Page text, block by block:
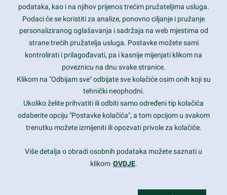
Contact Info
1600 Amphitheatre Parkway, Mountain View, CA 94043
prothemes.net@gmail.com
Daily: 9:00 am - 6:00 pm
Sunday: Closed
Copyright 2017FRESHFACE© All Rights Reserved
podataka, kao i na njihov prijenos trećim pružateljima usluga.
Podaci će se koristiti za analize, ponovno ciljanje i pružanje
personaliziranog oglašavanja i sadržaja na web mjestima od
strane trećih pružatelja usluga. Postavke možete sami
kontrolirati i prilagođavati, pa i kasnije mijenjati klikom na
poveznicu na dnu svake stranice.
Klikom na "Odbijam sve" odbijate sve kolačiće osim onih koji su
tehnički neophodni.
Ukoliko želite prihvatiti ili odbiti samo određeni tip kolačića
odaberite opciju "Postavke kolačića", a tom opcijom u svakom
trenutku možete izmijeniti ili opozvati privole za kolačiće.
Više detalja o obradi osobnih podataka možete saznati u
klikom OVDJE.